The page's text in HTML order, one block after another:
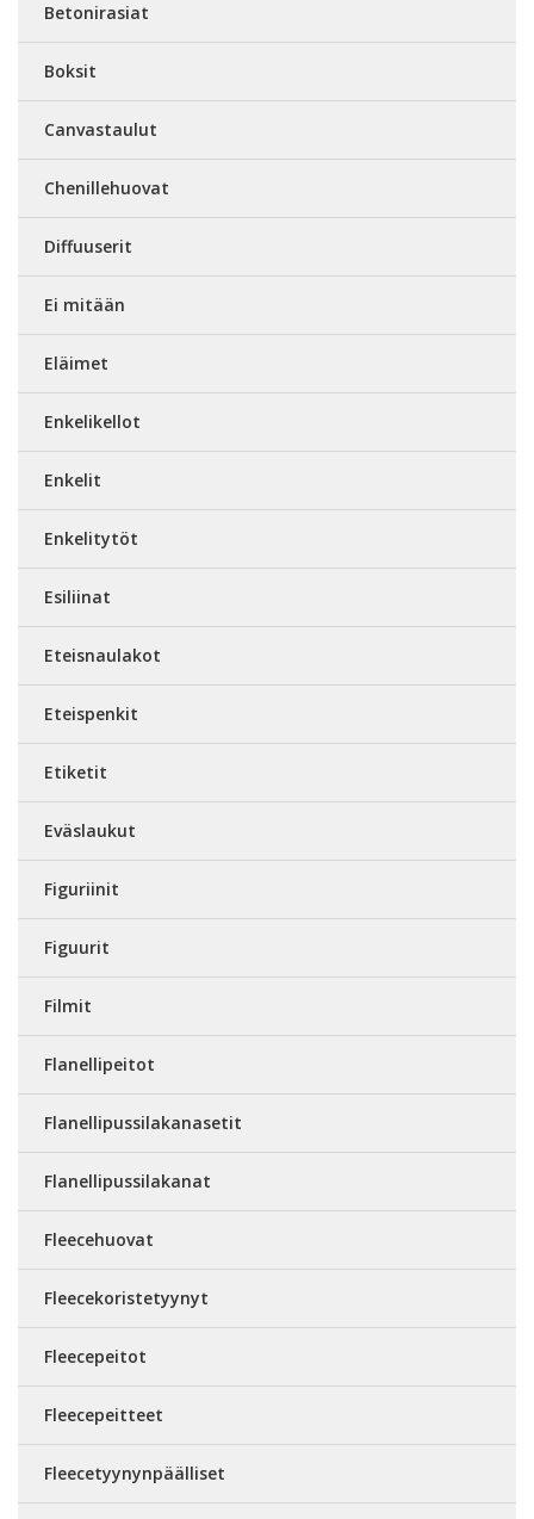
Betonirasiat
Boksit
Canvastaulut
Chenillehuovat
Diffuuserit
Ei mitään
Eläimet
Enkelikellot
Enkelit
Enkelitytöt
Esiliinat
Eteisnaulakot
Eteispenkit
Etiketit
Eväslaukut
Figuriinit
Figuurit
Filmit
Flanellipeitot
Flanellipussilakanasetit
Flanellipussilakanat
Fleecehuovat
Fleecekoristetyynyt
Fleecepeitot
Fleecepeitteet
Fleecetyynynpäälliset